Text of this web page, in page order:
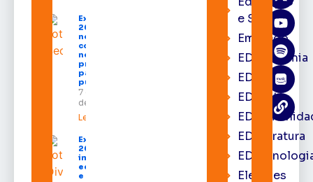
Expofeira
2026 começa
neste sábado
com shows,
negócios e
programação
para todos os
públicos
7 de agosto
de 2026
Leia mais »
Expofeira
2026
impulsiona
economia
e aumenta
e Saúde
Emprego
EDacademia
EDbrasília
EDcast
EDliteratura
Eleições